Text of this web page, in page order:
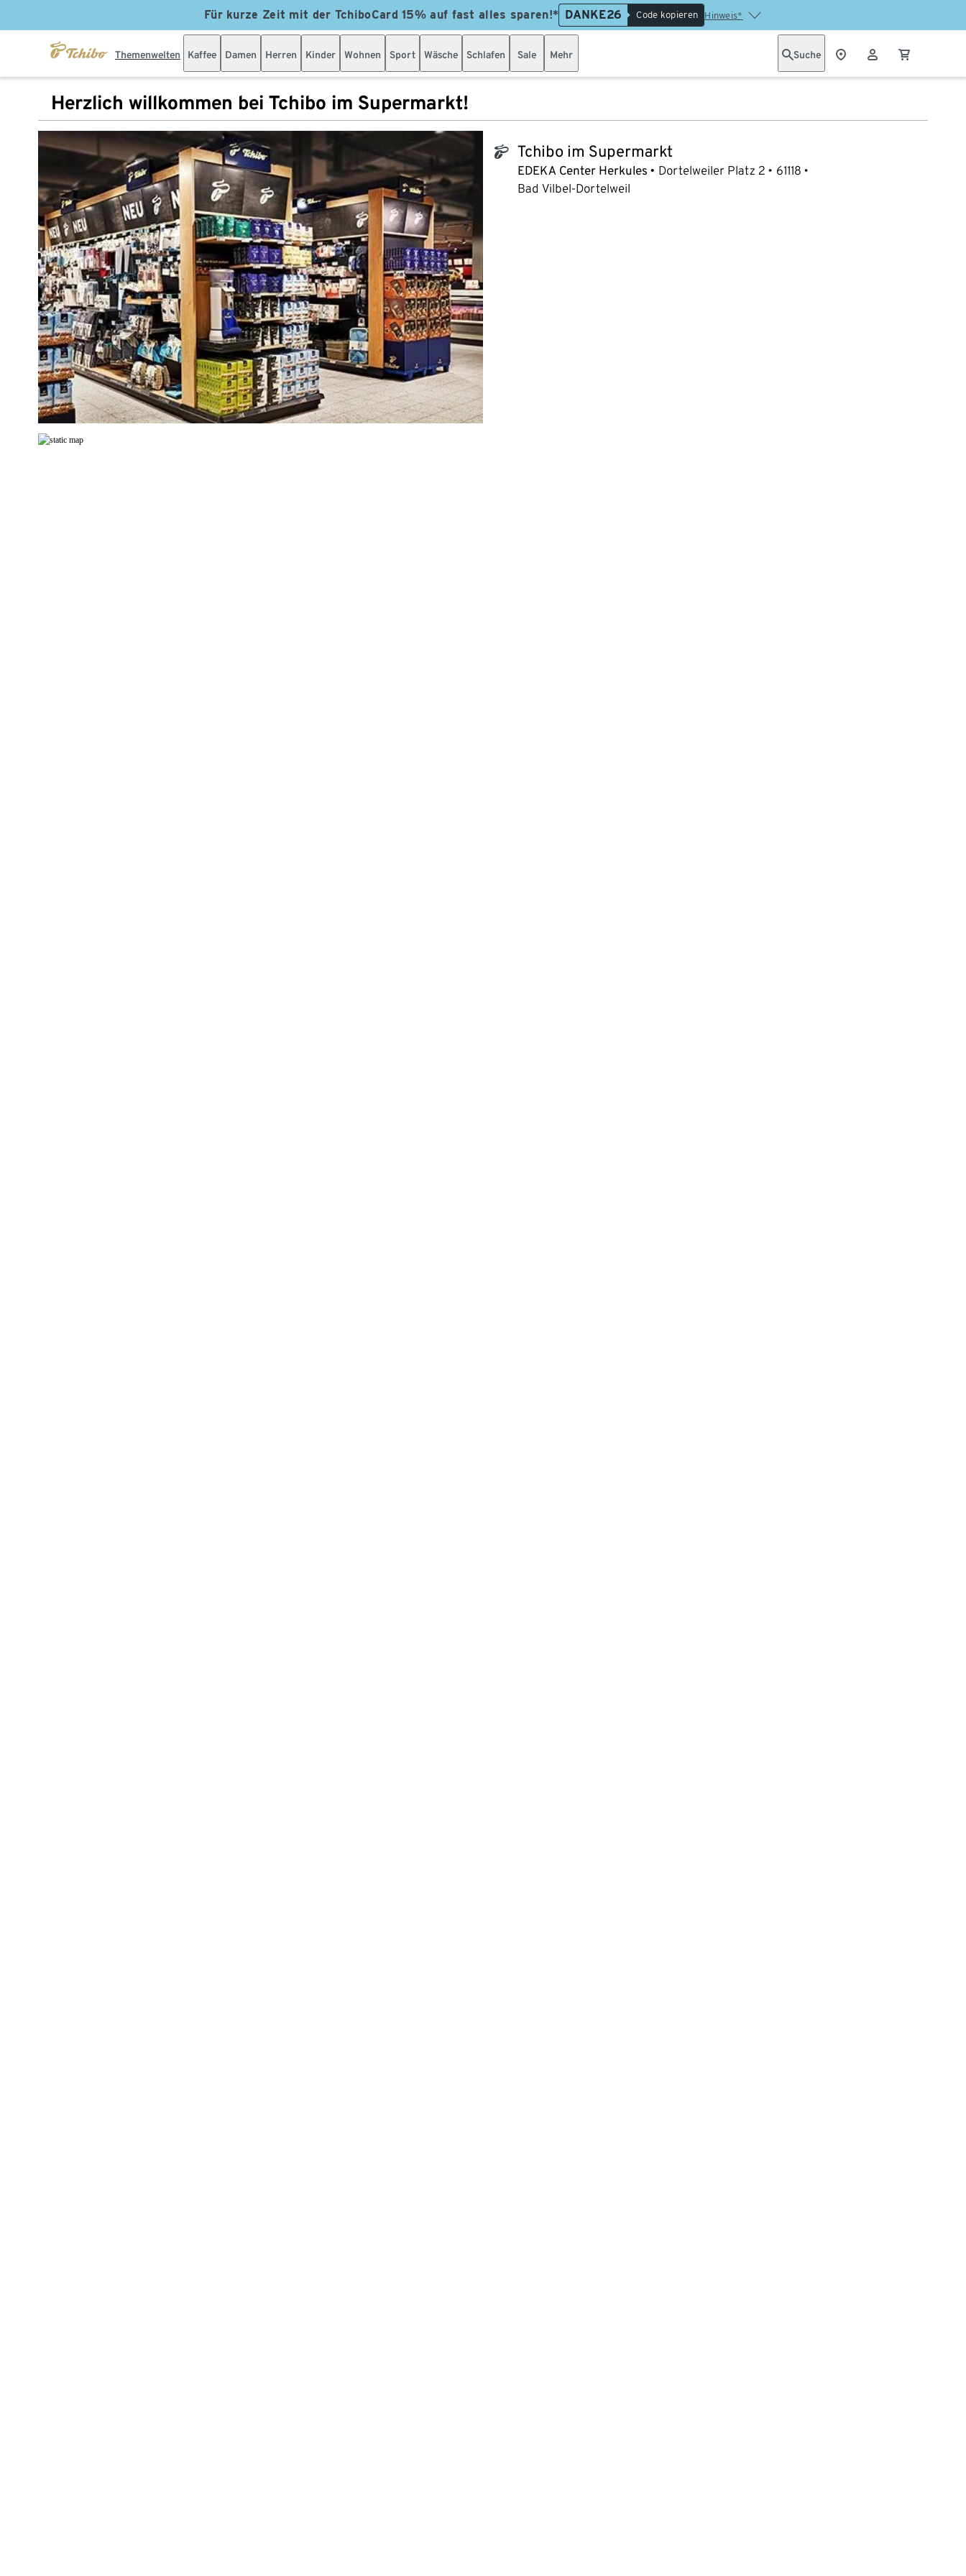
Für kurze Zeit mit der TchiboCard 15% auf fast alles sparen!* DANKE26 Code kopieren Hinweis*
Themenwelten Kaffee Damen Herren Kinder Wohnen Sport Wäsche Schlafen Sale Mehr Suche
Herzlich willkommen bei Tchibo im Supermarkt!
tchibo_logo Tchibo im Supermarkt
EDEKA Center Herkules Dortelweiler Platz 2
61118
Bad Vilbel-Dortelweil